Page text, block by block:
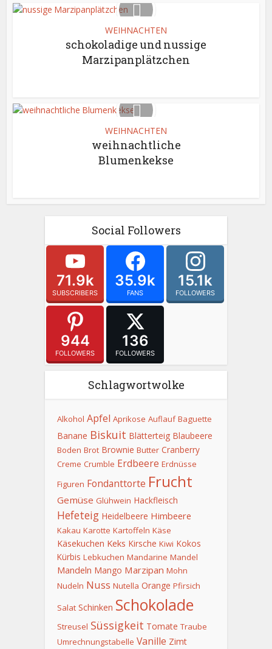
WEIHNACHTEN
schokoladige und nussige
Marzipanplätzchen
WEIHNACHTEN
weihnachtliche
Blumenkekse
Social Followers
71.9k
SUBSCRIBERS
35.9k
FANS
15.1k
FOLLOWERS
944
FOLLOWERS
136
FOLLOWERS
Schlagwortwolke
Alkohol Apfel Aprikose Auflauf Baguette
Banane Biskuit Blätterteig Blaubeere
Boden Brot Brownie Butter Cranberry
Creme Crumble Erdbeere Erdnüsse
Figuren Fondanttorte Frucht
Gemüse Glühwein Hackfleisch
Hefeteig Heidelbeere Himbeere
Kakau Karotte Kartoffeln Käse
Käsekuchen Keks Kirsche Kiwi Kokos
Kürbis Lebkuchen Mandarine Mandel
Mandeln Mango Marzipan Mohn
Nudeln Nuss Nutella Orange Pfirsich
Salat Schinken Schokolade
Streusel Süssigkeit Tomate Traube
Umrechnungstabelle Vanille Zimt